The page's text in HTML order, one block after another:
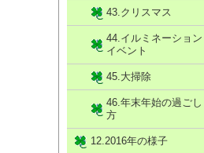
43.クリスマス
44.イルミネーション
イベント
45.大掃除
46.年末年始の過ごし
方
12.2016年の様子